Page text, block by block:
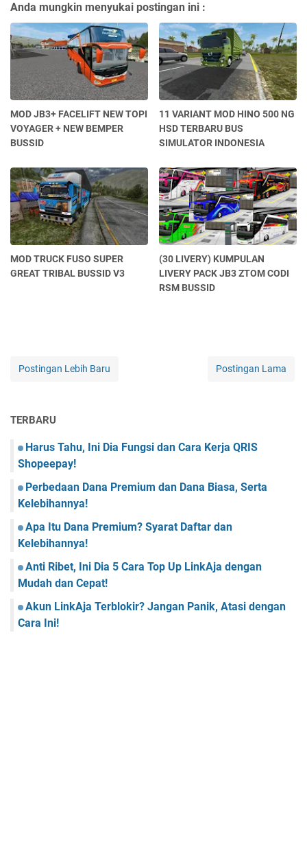
Anda mungkin menyukai postingan ini :
MOD JB3+ FACELIFT NEW TOPI
VOYAGER + NEW BEMPER
BUSSID
11 VARIANT MOD HINO 500 NG
HSD TERBARU BUS
SIMULATOR INDONESIA
MOD TRUCK FUSO SUPER
GREAT TRIBAL BUSSID V3
(30 LIVERY) KUMPULAN
LIVERY PACK JB3 ZTOM CODI
RSM BUSSID
Postingan Lebih Baru Postingan Lama
TERBARU
Harus Tahu, Ini Dia Fungsi dan Cara Kerja QRIS
Shopeepay!
Perbedaan Dana Premium dan Dana Biasa, Serta
Kelebihannya!
Apa Itu Dana Premium? Syarat Daftar dan
Kelebihannya!
Anti Ribet, Ini Dia 5 Cara Top Up LinkAja dengan
Mudah dan Cepat!
Akun LinkAja Terblokir? Jangan Panik, Atasi dengan
Cara Ini!